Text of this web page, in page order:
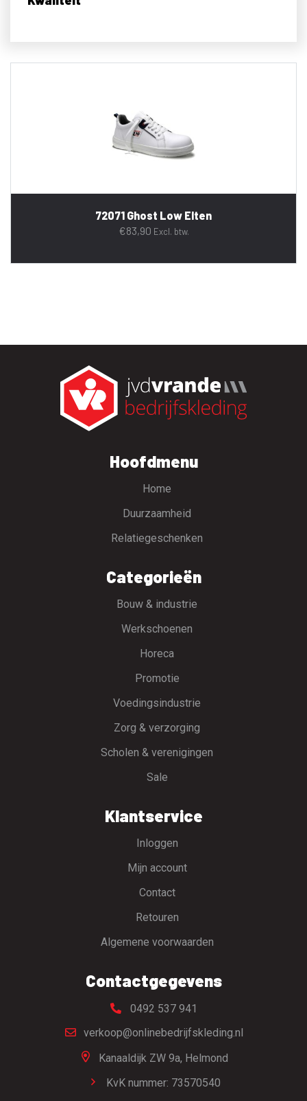
72071 Ghost Low Elten
€83,90 Excl. btw.
Hoofdmenu
Home
Duurzaamheid
Relatiegeschenken
Categorieën
Bouw & industrie
Werkschoenen
Horeca
Promotie
Voedingsindustrie
Zorg & verzorging
Scholen & verenigingen
Sale
Klantservice
Inloggen
Mijn account
Contact
Retouren
Algemene voorwaarden
Contactgegevens
0492 537 941
verkoop@onlinebedrijfskleding.nl
Kanaaldijk ZW 9a, Helmond
KvK nummer: 73570540